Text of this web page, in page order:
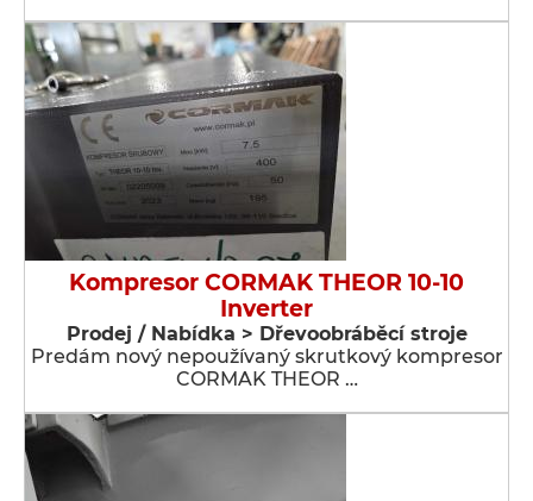
Kompresor CORMAK THEOR 10-10
Inverter
Prodej / Nabídka > Dřevoobráběcí stroje
Predám nový nepoužívaný skrutkový kompresor
CORMAK THEOR …